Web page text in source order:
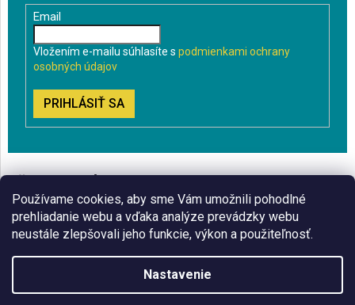
Používame cookies, aby sme Vám umožnili pohodlné
prehliadanie webu a vďaka analýze prevádzky webu
neustále zlepšovali jeho funkcie, výkon a použiteľnosť.
Nastavenie
Email
Vložením e-mailu súhlasíte s podmienkami ochrany
osobných údajov
PRIHLÁSIŤ SA
BLOG